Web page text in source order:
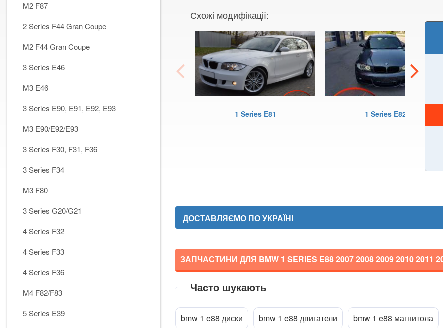
M2 F87
2 Series F44 Gran Coupe
M2 F44 Gran Coupe
3 Series E46
M3 E46
3 Series E90, E91, E92, E93
M3 E90/E92/E93
3 Series F30, F31, F36
3 Series F34
M3 F80
3 Series G20/G21
4 Series F32
4 Series F33
4 Series F36
M4 F82/F83
5 Series E39
Схожі модифікації:
1 Series E81 1 Series E82
ДОСТАВЛЯЄМО ПО УКРАЇНІ
ЗАПЧАСТИНИ ДЛЯ BMW 1 SERIES E882007 2008 2009 2010 2011
Часто шукають
bmw 1 e88 диски bmw 1 e88 двигатели bmw 1 e88 магнитола